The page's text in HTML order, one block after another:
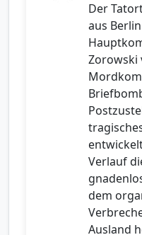
Der
aus
Zorowski
Verlauf
dem
Ausland